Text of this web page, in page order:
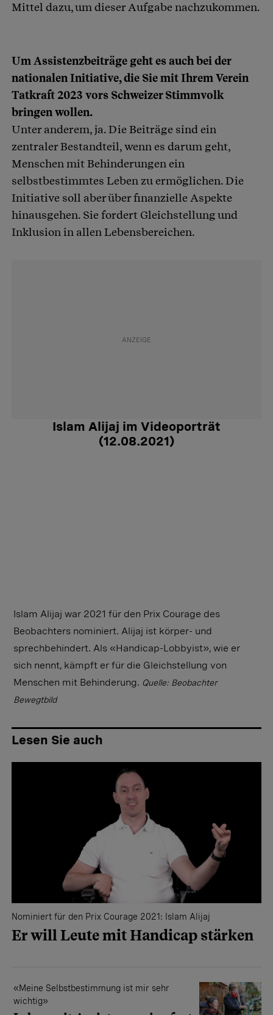
Mittel dazu, um dieser Aufgabe nachzukommen.
Um Assistenzbeiträge geht es auch bei der
nationalen Initiative, die Sie mit Ihrem Verein
Tatkraft 2023 vors Schweizer Stimmvolk
bringen wollen.
Unter anderem, ja. Die Beiträge sind ein
zentraler Bestandteil, wenn es darum geht,
Menschen mit Behinderungen ein
selbstbestimmtes Leben zu ermöglichen. Die
Initiative soll aber über finanzielle Aspekte
hinausgehen. Sie fordert Gleichstellung und
Inklusion in allen Lebensbereichen.
Islam Alijaj im Videoporträt
(12.08.2021)
Islam Alijaj war 2021 für den Prix Courage des
Beobachters nominiert. Alijaj ist körper- und
sprechbehindert. Als «Handicap-Lobbyist», wie er
sich nennt, kämpft er für die Gleichstellung von
Menschen mit Behinderung. Quelle: Beobachter
Bewegtbild
Lesen Sie auch
Nominiert für den Prix Courage 2021: Islam Alijaj
Er will Leute mit Handicap stärken
«Meine Selbstbestimmung ist mir sehr
wichtig»